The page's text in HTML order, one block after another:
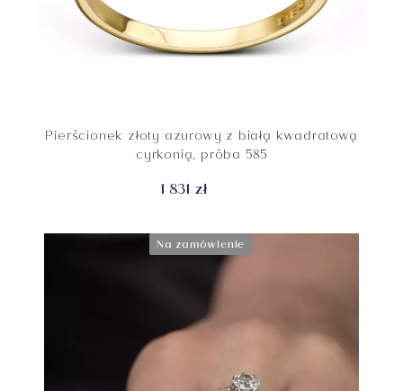
Pierścionek złoty azurowy z białą kwadratową
cyrkonią, próba 585
1 831 zł
Na zamówienie